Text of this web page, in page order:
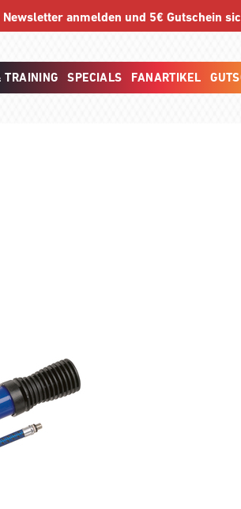
anmelden und 5€ Gutschein
TRAINING SPECIALS FANARTIKEL